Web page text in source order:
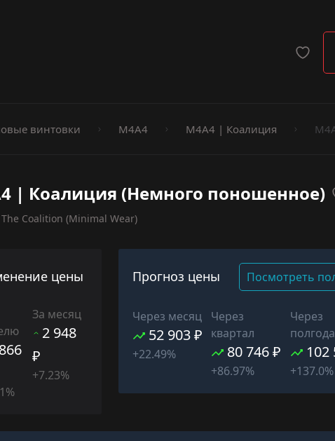
винтовки M4A4 M4A4 | Коалиция
| Коалиция (Немного поношенное)
Coalition (Minimal Wear)
цены
За месяц
2 948
₽
+7.23%
Прогноз цены Посмотреть
Через месяц
52 903 ₽
+22.49%
Через
квартал
80 746 ₽
+86.97%
Через
полгода
102
+137.0%